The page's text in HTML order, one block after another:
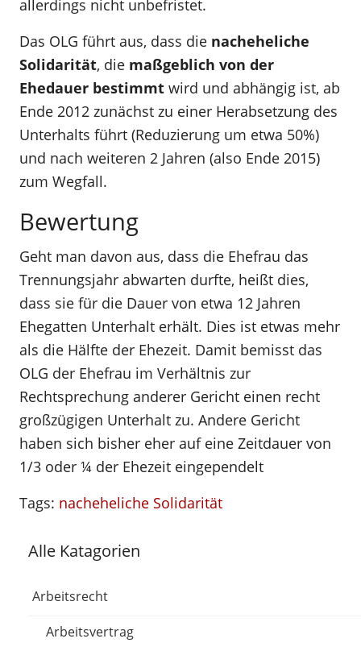
allerdings nicht unbefristet.
Das OLG führt aus, dass die nacheheliche
Solidarität, die maßgeblich von der
Ehedauer bestimmt wird und abhängig ist, ab
Ende 2012 zunächst zu einer Herabsetzung des
Unterhalts führt (Reduzierung um etwa 50%)
und nach weiteren 2 Jahren (also Ende 2015)
zum Wegfall.
Bewertung
Geht man davon aus, dass die Ehefrau das
Trennungsjahr abwarten durfte, heißt dies,
dass sie für die Dauer von etwa 12 Jahren
Ehegatten Unterhalt erhält. Dies ist etwas mehr
als die Hälfte der Ehezeit. Damit bemisst das
OLG der Ehefrau im Verhältnis zur
Rechtsprechung anderer Gericht einen recht
großzügigen Unterhalt zu. Andere Gericht
haben sich bisher eher auf eine Zeitdauer von
1/3 oder ¼ der Ehezeit eingependelt
Tags: nacheheliche Solidarität
Alle Katagorien
Arbeitsrecht
Arbeitsvertrag